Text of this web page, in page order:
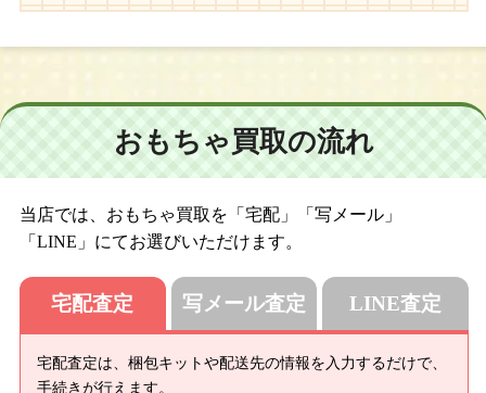
おもちゃ買取の流れ
当店では、おもちゃ買取を「宅配」「写メール」
「LINE」にてお選びいただけます。
宅配査定
宅配査定は、梱包キットや配送先の情報を入力するだけで、
手続きが行えます。
写メール査定 LINE査定